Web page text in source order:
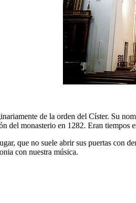
de la orden del Císter. Su
del monasterio en 1282. Eran tiempos
que no suele abrir sus puertas con
con nuestra música.